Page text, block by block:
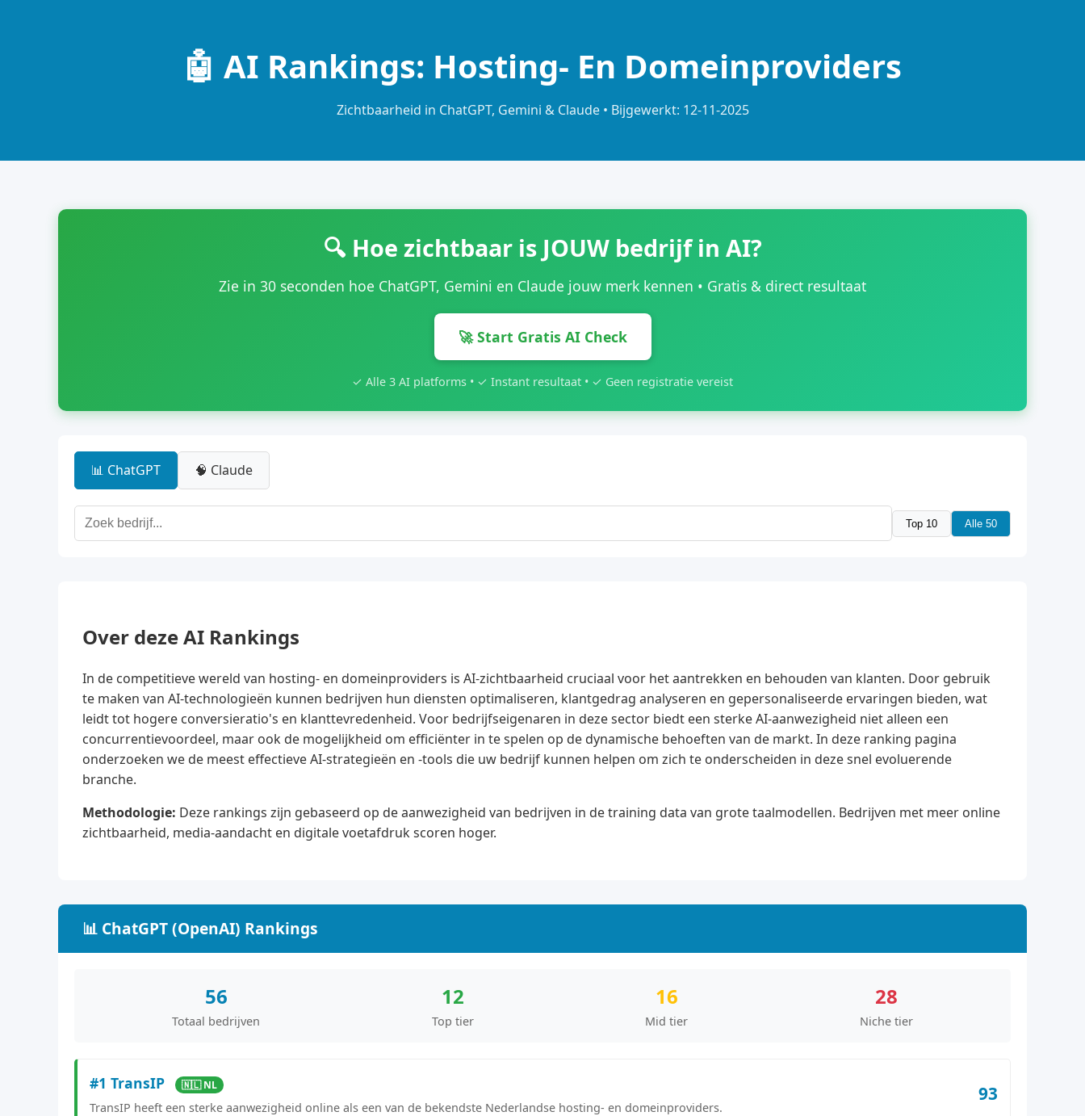
🤖 AI Rankings: Hosting- En Domeinproviders
Zichtbaarheid in ChatGPT, Gemini & Claude • Bijgewerkt: 12-11-2025
🔍 Hoe zichtbaar is JOUW bedrijf in AI?
Zie in 30 seconden hoe ChatGPT, Gemini en Claude jouw merk kennen • Gratis & direct resultaat
🚀 Start Gratis AI Check
✓ Alle 3 AI platforms • ✓ Instant resultaat • ✓ Geen registratie vereist
📊 ChatGPT 🧠 Claude
Top 10 Alle 50
Over deze AI Rankings
In de competitieve wereld van hosting- en domeinproviders is AI-zichtbaarheid cruciaal voor het aantrekken en behouden van klanten. Door gebruik
te maken van AI-technologieën kunnen bedrijven hun diensten optimaliseren, klantgedrag analyseren en gepersonaliseerde ervaringen bieden, wat
leidt tot hogere conversieratio's en klanttevredenheid. Voor bedrijfseigenaren in deze sector biedt een sterke AI-aanwezigheid niet alleen een
concurrentievoordeel, maar ook de mogelijkheid om efficiënter in te spelen op de dynamische behoeften van de markt. In deze ranking pagina
onderzoeken we de meest effectieve AI-strategieën en -tools die uw bedrijf kunnen helpen om zich te onderscheiden in deze snel evoluerende
branche.
Methodologie: Deze rankings zijn gebaseerd op de aanwezigheid van bedrijven in de training data van grote taalmodellen. Bedrijven met meer online
zichtbaarheid, media-aandacht en digitale voetafdruk scoren hoger.
📊 ChatGPT (OpenAI) Rankings
56
Totaal bedrijven
12
Top tier
16
Mid tier
28
Niche tier
#1 TransIP 🇳🇱 NL
TransIP heeft een sterke aanwezigheid online als een van de bekendste Nederlandse hosting- en domeinproviders.
93